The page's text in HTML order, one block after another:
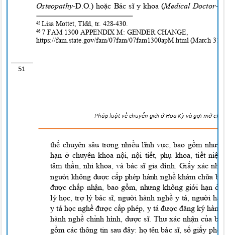
Osteopathy-D.O.) hoặc Bác sĩ y khoa (Medical Doctor-
45Lisa Mottet, Tlđd, tr. 428-430.
467 FAM 1300 APPENDIX M: GENDER CHANGE,
https://fam.state.gov/fam/07fam/07fam1300apM.html(March
51
Pháp luật vềchuyển giớiởHoaKỳvà gợi mởcho
thể chuyên sâu trong nhiều lĩnh vực, bao gồm
hạn ở chuyên khoa nội, nội tiết, phụ khoa, tiết
tâmthần, nhi khoa, và bác sĩ gia đình. Giấy xác
người không được cấp phép hành nghề khám chữa
được chấp nhận, bao gồm, nhưng không giới hạn
lyhọc, trợ lybác sĩ, người hành nghề y tá, người
y táhọc nghề được cấp phép, y tá được đăng ky
hành nghề chỉnh hình, dược sĩ. Thư xác nhận của
gồm các thông tin sau đây: họ tên bác sĩ, số giấy